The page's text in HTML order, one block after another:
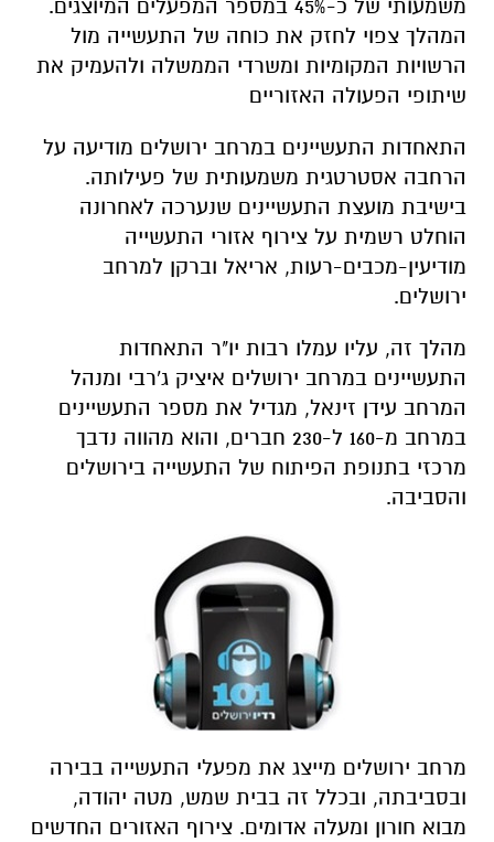
משמעותי של כ-45% במספר המפעלים המיוצגים
.
המהלך צפוי לחזק את כוחה של התעשייה מול
הרשויות המקומיות ומשרדי הממשלה ולהעמיק את
שיתופי הפעולה האזוריים
התאחדות התעשיינים במרחב ירושלים מודיעה על
הרחבה אסטרטגית משמעותית של פעילותה.
בישיבת מועצת התעשיינים שנערכה לאחרונה
הוחלט רשמית על צירוף אזורי התעשייה
מודיעין-מכבים-רעות, אריאל וברקן למרחב
ירושלים.
מהלך זה, עליו עמלו רבות יו"ר התאחדות
התעשיינים במרחב ירושלים איציק ג'רבי ומנהל
המרחב עידן זינאל, מגדיל את מספר התעשיינים
במרחב מ-160 ל-230 חברים, והוא מהווה נדבך
מרכזי בתנופת הפיתוח של התעשייה בירושלים
והסביבה.
מרחב ירושלים מייצג את מפעלי התעשייה בבירה
ובסביבתה, ובכלל זה בבית שמש, מטה יהודה,
מבוא חורון ומעלה אדומים. צירוף האזורים החדשים